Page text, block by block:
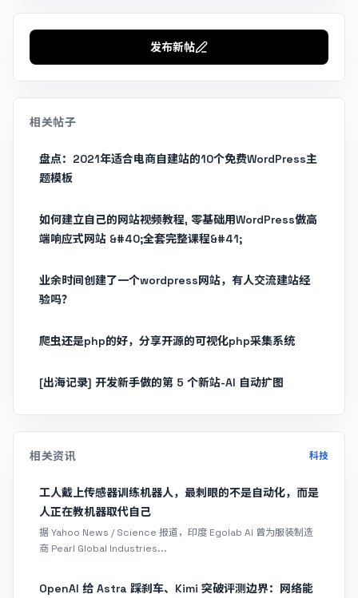
发布新帖
相关帖子
盘点：2021年适合电商自建站的10个免费WordPress主
题模板
如何建立自己的网站视频教程, 零基础用WordPress做高
端响应式网站 &#40;全套完整课程&#41;
业余时间创建了一个wordpress网站，有人交流建站经
验吗？
爬虫还是php的好，分享开源的可视化php采集系统
[出海记录] 开发新手做的第 5 个新站-AI 自动扩图
相关资讯 科技
工人戴上传感器训练机器人，最刺眼的不是自动化，而是
人正在教机器取代自己
据 Yahoo News / Science 报道，印度 Egolab AI 曾为服装制造
商 Pearl Global Industries...
OpenAI 给 Astra 踩刹车、Kimi 突破评测边界：网络能